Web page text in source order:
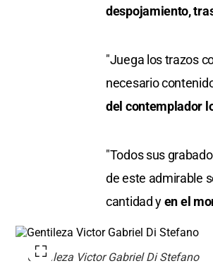
despojamiento,
"Juega los trazos
necesario
del contemplador
"Todos sus
de este admirable
cantidad yen el
Gentileza Victor Gabriel Di Stefano